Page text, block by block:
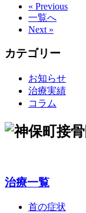
« Previous
一覧へ
Next »
カテゴリー
お知らせ
治療実績
コラム
治療一覧
首の症状